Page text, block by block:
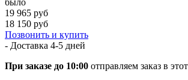
19 965 руб
18 150 руб
Позвонить и купить
- Доставка 4-5 дней
При заказе до 10:00 отправляем заказ в